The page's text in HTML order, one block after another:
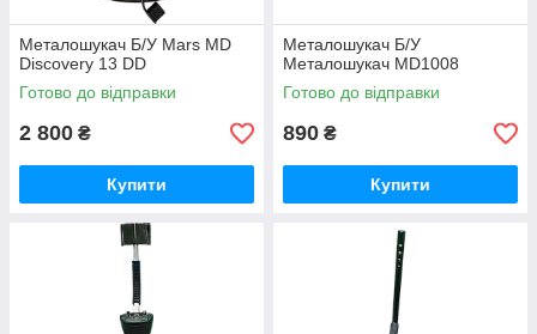
Металошукач Б/У Mars MD
Discovery 13 DD
Готово до відправки
2 800 ₴
Купити
Металошукач Б/У
Металошукач MD1008
Готово до відправки
890 ₴
Купити